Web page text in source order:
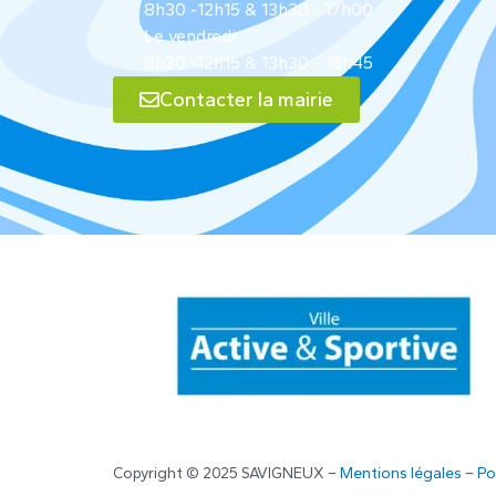
8h30 -12h15 & 13h30 - 17h00
Le vendredi
8h30 -12h15 & 13h30 - 16h45
Contacter la mairie
Copyright © 2025 SAVIGNEUX –Mentions légales –